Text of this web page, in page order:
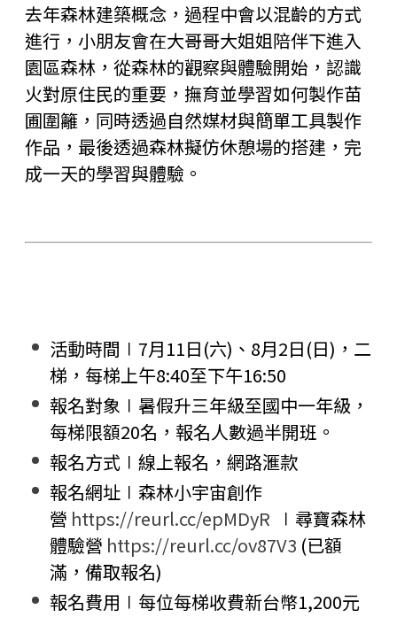
去年森林建築概念，過程中會以混齡的方式
進行，小朋友會在大哥哥大姐姐陪伴下進入
園區森林，從森林的觀察與體驗開始，認識
火對原住民的重要，撫育並學習如何製作苗
圃圍籬，同時透過自然媒材與簡單工具製作
作品，最後透過森林擬仿休憩場的搭建，完
成一天的學習與體驗。
活動時間∣7月11日(六)、8月2日(日)，二
梯，每梯上午8:40至下午16:50
報名對象∣暑假升三年級至國中一年級，
每梯限額20名，報名人數過半開班。
報名方式∣線上報名，網路滙款
報名網址∣森林小宇宙創作
營 https://reurl.cc/epMDyR ∣尋寶森林
體驗營 https://reurl.cc/ov87V3 (已額
滿，備取報名)
報名費用∣每位每梯收費新台幣1,200元